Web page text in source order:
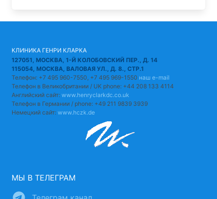
КЛИНИКА ГЕНРИ КЛАРКА
127051, МОСКВА, 1-Й КОЛОБОВСКИЙ ПЕР., Д. 14
115054, МОСКВА, ВАЛОВАЯ УЛ., Д. 8., СТР.1
Телефон: +7 495 960-7550, +7 495 969-1550 наш e-mail
Телефон в Великобритании / UK phone: +44 208 133 4114
Английский сайт: www.henryclarkdc.co.uk
Телефон в Германии / phone: +49 211 9839 3939
Немецкий сайт: www.hczk.de
МЫ В ТЕЛЕГРАМ